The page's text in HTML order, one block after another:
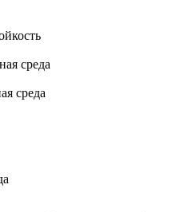
среда
среда